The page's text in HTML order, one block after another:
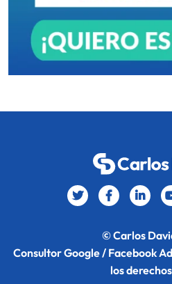
© Carlos
Consultor Google / Facebook
los